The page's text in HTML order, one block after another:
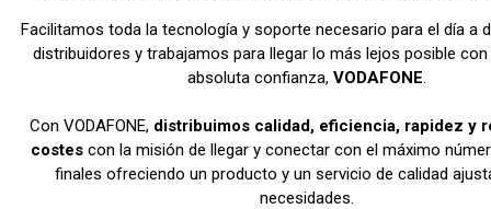
Facilitamos toda la tecnología y soporte necesario para el día a
distribuidores y trabajamos para llegar lo más lejos posible
absoluta confianza, VODAFONE.
Con VODAFONE, distribuimos calidad, eficiencia, rapidez y
costes con la misión de llegar y conectar con el máximo
finales ofreciendo un producto y un servicio de calidad
necesidades.